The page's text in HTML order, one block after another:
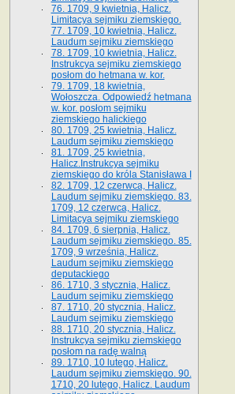
76. 1709, 9 kwietnia, Halicz.
Limitacya sejmiku ziemskiego.
77. 1709, 10 kwietnia, Halicz.
Laudum sejmiku ziemskiego
78. 1709, 10 kwietnia, Halicz.
Instrukcya sejmiku ziemskiego
posłom do hetmana w. kor.
79. 1709, 18 kwietnia,
Wołoszcza. Odpowiedź hetmana
w. kor. posłom sejmiku
ziemskiego halickiego
80. 1709, 25 kwietnia, Halicz.
Laudum sejmiku ziemskiego
81. 1709, 25 kwietnia,
Halicz.Instrukcya sejmiku
ziemskiego do króla Stanisława I
82. 1709, 12 czerwca, Halicz.
Laudum sejmiku ziemskiego. 83.
1709, 12 czerwca, Halicz.
Limitacya sejmiku ziemskiego
84. 1709, 6 sierpnia, Halicz.
Laudum sejmiku ziemskiego. 85.
1709, 9 września, Halicz.
Laudum sejmiku ziemskiego
deputackiego
86. 1710, 3 stycznia, Halicz.
Laudum sejmiku ziemskiego
87. 1710, 20 stycznia, Halicz.
Laudum sejmiku ziemskiego
88. 1710, 20 stycznia, Halicz.
Instrukcya sejmiku ziemskiego
posłom na radę walną
89. 1710, 10 lutego, Halicz.
Laudum sejmiku ziemskiego. 90.
1710, 20 lutego, Halicz. Laudum